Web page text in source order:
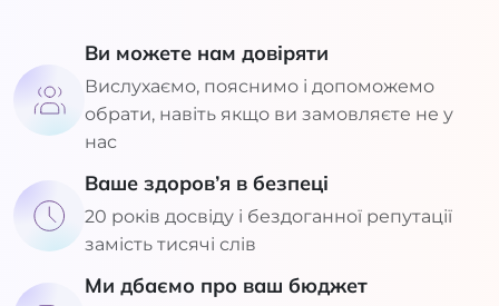
Ви можете нам довіряти
Вислухаємо, пояснимо і допоможемо
обрати, навіть якщо ви замовляєте не у
нас
Ваше здоров’я в безпеці
20 років досвіду і бездоганної репутації
замість тисячі слів
Ми дбаємо про ваш бюджет